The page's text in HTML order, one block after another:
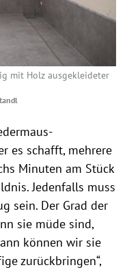
mit Holz ausgekleideter
es schafft, mehrere
Minuten am Stück
Jedenfalls muss
sein. Der Grad der
sie müde sind,
können wir sie
zurückbringen“,